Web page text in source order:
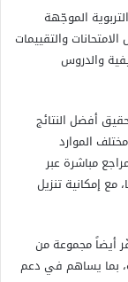
الموجّهة
الامتحانات والتقييمات
والدروس
أفضل النتائج
الموارد
مباشرة عبر
مع إمكانية تنزيل
أيضاً مجموعة من
بما يساهم في دعم